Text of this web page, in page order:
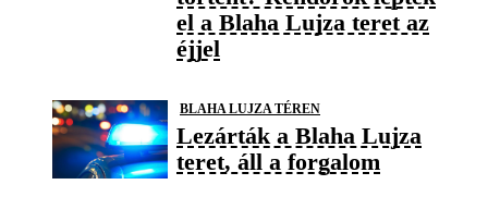
el a Blaha Lujza teret az
éjjel
BLAHA LUJZA TÉREN
Lezárták a Blaha Lujza
teret, áll a forgalom